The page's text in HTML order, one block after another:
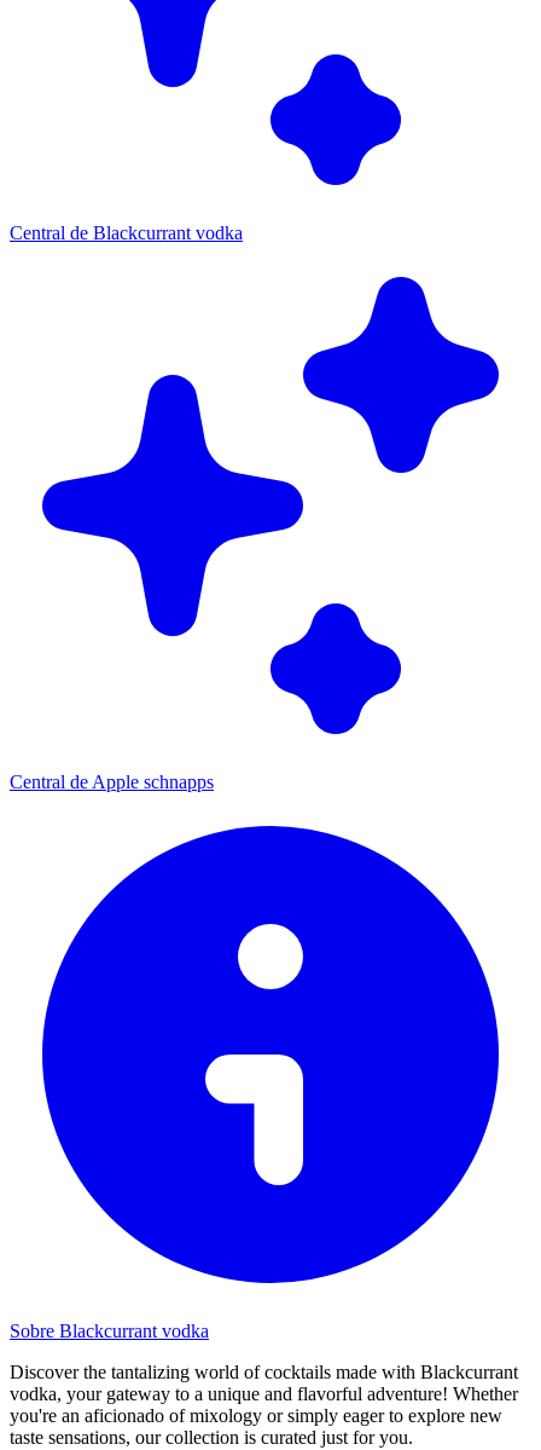
Central de Blackcurrant vodka
Central de Apple schnapps
Sobre Blackcurrant vodka
Discover the tantalizing world of cocktails made with Blackcurrant
vodka, your gateway to a unique and flavorful adventure! Whether
you're an aficionado of mixology or simply eager to explore new
taste sensations, our collection is curated just for you.